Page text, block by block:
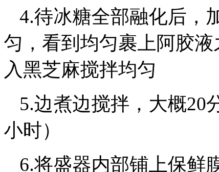
4.待冰糖全部融化后，
匀，看到均匀裹上阿胶
入黑芝麻搅拌均匀
5.边煮边搅拌，大概20
小时）
6.将盛器内部铺上保鲜